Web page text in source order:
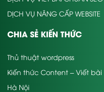
DỊCH VỤ NÂNG CẤP WEBSITE
CHIA SẺ KIẾN THỨC
Thủ thuật wordpress
Kiến thức Content – Viết bài
Hà Nội